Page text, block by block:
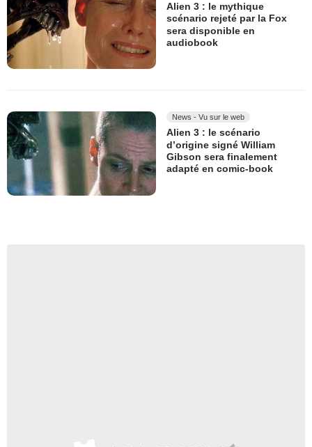
Alien 3 : le mythique
scénario rejeté par la Fox
sera disponible en
audiobook
News - Vu sur le web
Alien 3 : le scénario
d’origine signé William
Gibson sera finalement
adapté en comic-book